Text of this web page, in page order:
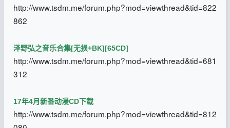
http://www.tsdm.me/forum.php?mod=viewthread&tid=822
862
泽野弘之音乐合集[无损+BK][65CD]
http://www.tsdm.me/forum.php?mod=viewthread&tid=681
312
17年4月新番动漫CD下载
http://www.tsdm.me/forum.php?mod=viewthread&tid=812